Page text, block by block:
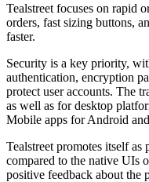
Tealstreet focuses on rapid
orders, fast sizing buttons,
faster.
Security is a key priority,
authentication, encryption
protect user accounts. The
as well as for desktop
Mobile apps for Android
Tealstreet promotes itself
compared to the native UIs
positive feedback about the